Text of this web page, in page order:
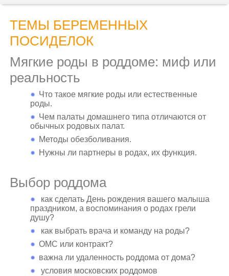
ТЕМЫ БЕРЕМЕННЫХ
ПОСИДЕЛОК
Мягкие роды в роддоме: миф или
реальность
Что такое мягкие роды или естественные
роды.
Чем палаты домашнего типа отличаются от
обычных родовых палат.
Методы обезболивания.
Нужны ли партнеры в родах, их функция.
Выбор роддома
как сделать День рождения вашего малыша
праздником, а воспоминания о родах грели
душу?
как выбрать врача и команду на роды?
ОМС или контракт?
важна ли удаленность роддома от дома?
условия московских роддомов